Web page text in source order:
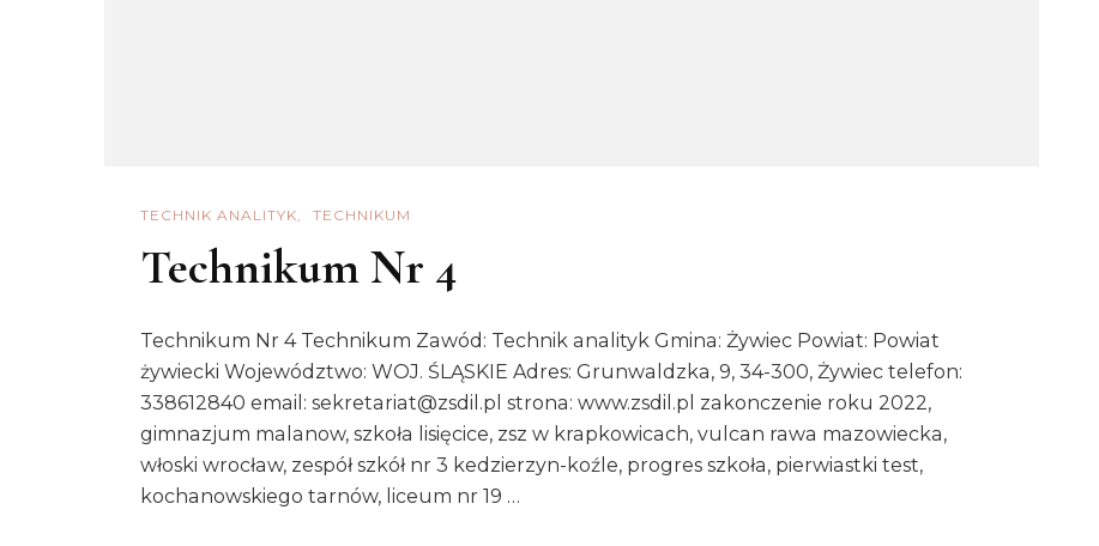
TECHNIK ANALITYK TECHNIKUM
Technikum Nr 4
Technikum Nr 4 Technikum Zawód: Technik analityk Gmina: Żywiec Powiat: Powiat
żywiecki Województwo: WOJ. ŚLĄSKIE Adres: Grunwaldzka, 9, 34-300, Żywiec telefon:
338612840 email: sekretariat@zsdil.pl strona: www.zsdil.pl zakonczenie roku 2022,
gimnazjum malanow, szkoła lisięcice, zsz w krapkowicach, vulcan rawa mazowiecka,
włoski wrocław, zespół szkół nr 3 kedzierzyn-koźle, progres szkoła, pierwiastki test,
kochanowskiego tarnów, liceum nr 19 …